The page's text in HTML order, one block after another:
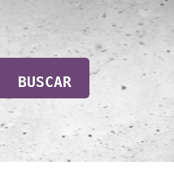
BUSCAR